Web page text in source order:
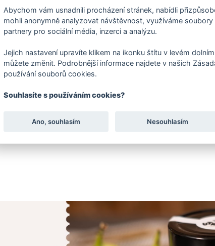
Abychom vám usnadnili procházení stránek, nabídli
mohli anonymně analyzovat návštěvnost, využíváme
partnery pro sociální média, inzerci a analýzu.
Jejich nastavení upravíte klikem na ikonku štítu v levém
můžete změnit. Podrobnější informace najdete v našich
používání souborů cookies.
Souhlasíte s používáním cookies?
Ano, souhlasím Nesouhlasím